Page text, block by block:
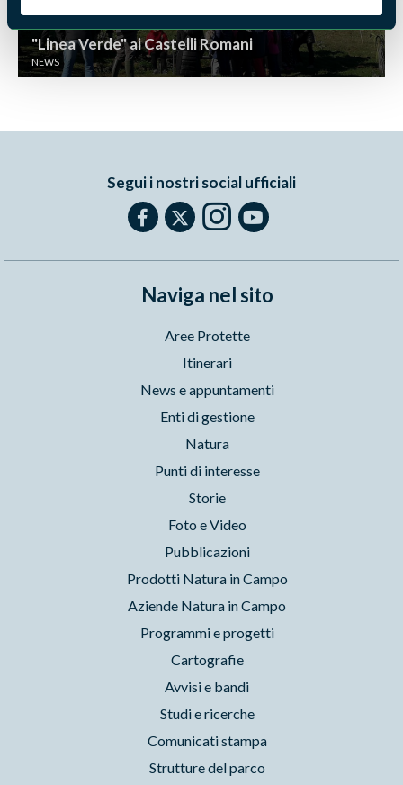
"Linea Verde" ai Castelli Romani
NEWS
Segui i nostri social ufficiali
Naviga nel sito
Aree Protette
Itinerari
News e appuntamenti
Enti di gestione
Natura
Punti di interesse
Storie
Foto e Video
Pubblicazioni
Prodotti Natura in Campo
Aziende Natura in Campo
Programmi e progetti
Cartografie
Avvisi e bandi
Studi e ricerche
Comunicati stampa
Strutture del parco